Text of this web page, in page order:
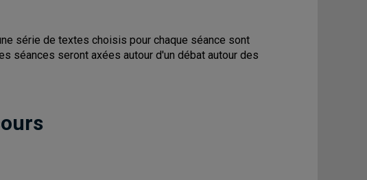
série de textes choisis pour chaque séance sont
séances seront axées autour d'un débat autour des